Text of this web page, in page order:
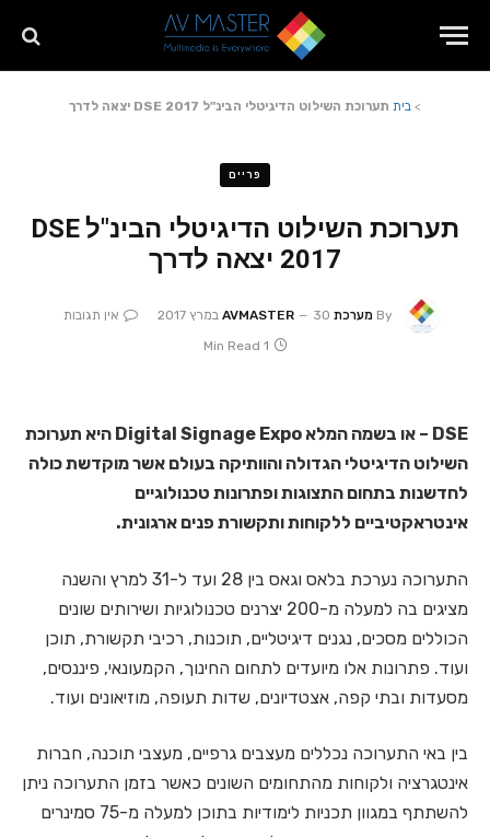
> בית תערוכת השילוט הדיגיטלי הבינ"ל DSE 2017 יצאה לדרך
פריים
תערוכת השילוט הדיגיטלי הבינ"ל DSE
2017 יצאה לדרך
By מערכת AVMASTER 30 במרץ 2017
אין תגובות
1 Min Read
DSE – או בשמה המלא Digital Signage Expo היא תערוכת
השילוט הדיגיטלי הגדולה והוותיקה בעולם אשר מוקדשת כולה
לחדשנות בתחום התצוגות ופתרונות טכנולוגיים
אינטראקטיביים ללקוחות ותקשורת פנים ארגונית.
התערוכה נערכת בלאס וגאס בין 28 ועד ל-31 למרץ והשנה
מציגים בה למעלה מ-200 יצרנים טכנולוגיות ושירותים שונים
הכוללים מסכים, נגנים דיגיטליים, תוכנות, רכיבי תקשורת, תוכן
ועוד. פתרונות אלו מיועדים לתחום החינוך, הקמעונאי, פיננסים,
מסעדות ובתי קפה, אצטדיונים, שדות תעופה, מוזיאונים ועוד.
בין באי התערוכה נכללים מעצבים גרפיים, מעצבי תוכנה, חברות
אינטגרציה ולקוחות מהתחומים השונים כאשר בזמן התערוכה ניתן
להשתתף במגוון תכניות לימודיות בתוכן למעלה מ-75 סמינרים